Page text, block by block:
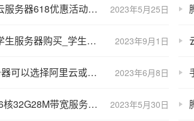
2023年5月25日
2023年腾讯云服务器618优惠活动价格表
2023年9月1日
2023腾讯云学生服务器购买_学生机价格_学生认证入口
2023年6月8日
2核4G云服务器可以选择阿里云或腾讯云轻量应用服务器
2023年5月30日
腾讯云轻量16核32G28M带宽服务器CPU流量性能测评